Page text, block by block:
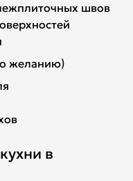
швов
желанию)
в